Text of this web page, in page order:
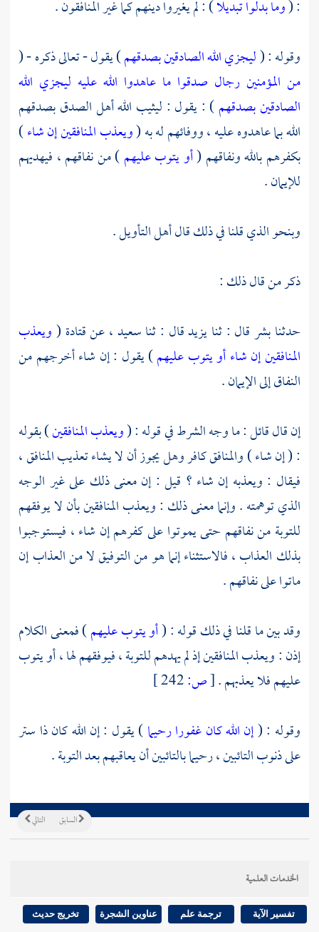
: (وما بدلوا تبديلا) : لم يغيروا دينهم كما غير المنافقون .
وقوله : (ليجزي الله الصادقين بصدقهم) يقول - تعالى ذكره - (
من المؤمنين رجال صدقوا ما عاهدوا الله عليه ليجزي الله
الصادقين بصدقهم) : يقول : ليثيب الله أهل الصدق بصدقهم
الله بما عاهدوه عليه ، ووفائهم له به (ويعذب المنافقين إن شاء)
بكفرهم بالله ونفاقهم (أو يتوب عليهم) من نفاقهم ، فيهديهم
للإيمان .
وبنحو الذي قلنا في ذلك قال أهل التأويل .
ذكر من قال ذلك :
حدثنابشرقال : ثنايزيدقال : ثناسعيد ،عنقتادة (ويعذب
المنافقين إن شاء أو يتوب عليهم) يقول : إن شاء أخرجهم من
النفاق إلى الإيمان .
إن قال قائل : ما وجه الشرط في قوله : (ويعذب المنافقين) بقوله
: ( إن شاء ) والمنافق كافر وهل يجوز أن لا يشاء تعذيب المنافق ،
فيقال : ويعذبه إن شاء ؟ قيل : إن معنى ذلك على غير الوجه
الذي توهمته . وإنما معنى ذلك : ويعذب المنافقين بأن لا يوفقهم
للتوبة من نفاقهم حتى يموتوا على كفرهم إن شاء ، فيستوجبوا
بذلك العذاب ، فالاستثناء إنما هو من التوفيق لا من العذاب إن
ماتوا على نفاقهم .
وقد بين ما قلنا في ذلك قوله : (أو يتوب عليهم) فمعنى الكلام
إذن : ويعذب المنافقين إذ لم يهدهم للتوبة ، فيوفقهم لها ، أو يتوب
عليهم فلا يعذبهم .[ص:
وقوله : (إن الله كان غفورا رحيما) يقول : إن الله كان ذا ستر
على ذنوب التائبين ، رحيما بالتائبين أن يعاقبهم بعد التوبة .
التالي السابق
الخدمات العلمية
تفسير الآية ترجمة علم عناوين الشجرة تخريج حديث